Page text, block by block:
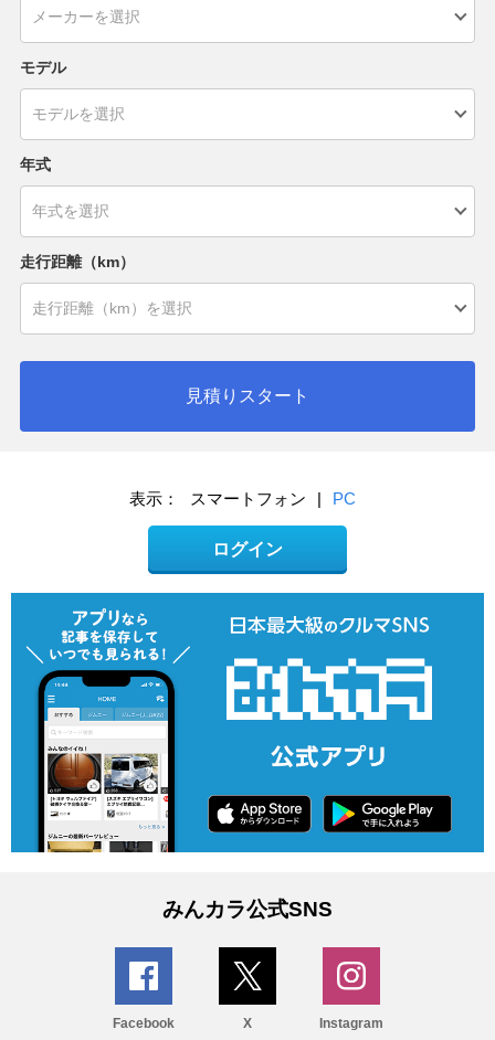
モデル
年式
走行距離（km）
見積りスタート
表示： スマートフォン | PC
ログイン
みんカラ公式SNS
Facebook X Instagram